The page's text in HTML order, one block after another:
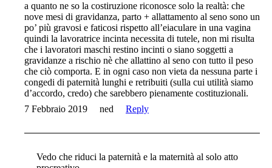
a quanto ne so la costiruzione riconosce solo la realtà: che
nove mesi di gravidanza, parto + allattamento al seno sono un
po’ più gravosi e faticosi rispetto all’eiaculare in una vagina
quindi la lavoratrice incinta necessita di tutele, non mi risulta
che i lavoratori maschi restino incinti o siano soggetti a
gravidanze a rischio nè che allattino al seno con tutto il peso
che ciò comporta. E in ogni caso non vieta da nessuna parte i
congedi di paternità lunghi e retribuiti (sulla cui utilità siamo
d’accordo, credo) che sarebbero pienamente costituzionali.
7 Febbraio 2019
ned Reply
Vedo che riduci la paternità e la maternità al solo atto